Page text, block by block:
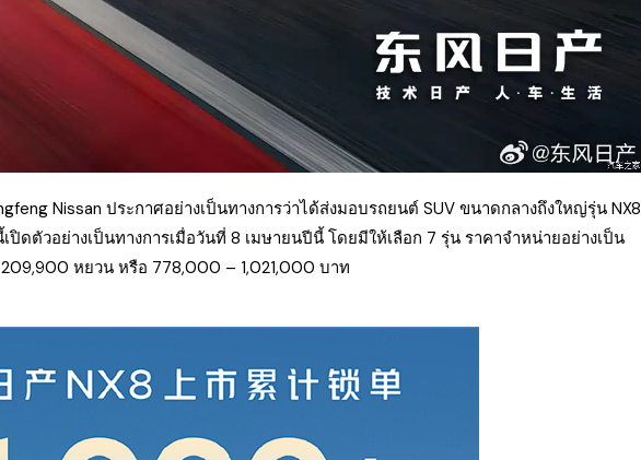
Nissan ประกาศอย่างเป็นทางการว่าได้ส่งมอบรถยนต์ SUV ขนาดกลางถึงใหญ่รุ่น NX8
ดตัวอย่างเป็นทางการเมื่อวันที่ 8 เมษายนปีนี้ โดยมีให้เลือก 7 รุ่น ราคาจำหน่ายอย่างเป็น
209,900 หยวน หรือ 778,000 – 1,021,000 บาท